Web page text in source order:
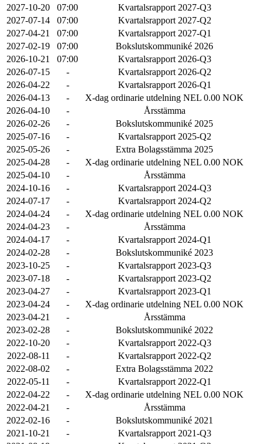
2027-10-20
07:00
Kvartalsrapport 2027-Q3
2027-07-14
07:00
Kvartalsrapport 2027-Q2
2027-04-21
07:00
Kvartalsrapport 2027-Q1
2027-02-19
07:00
Bokslutskommuniké 2026
2026-10-21
07:00
Kvartalsrapport 2026-Q3
2026-07-15
-
Kvartalsrapport 2026-Q2
2026-04-22
-
Kvartalsrapport 2026-Q1
2026-04-13
-
X-dag ordinarie utdelning NEL 0.00 NOK
2026-04-10
-
Årsstämma
2026-02-26
-
Bokslutskommuniké 2025
2025-07-16
-
Kvartalsrapport 2025-Q2
2025-05-26
-
Extra Bolagsstämma 2025
2025-04-28
-
X-dag ordinarie utdelning NEL 0.00 NOK
2025-04-10
-
Årsstämma
2024-10-16
-
Kvartalsrapport 2024-Q3
2024-07-17
-
Kvartalsrapport 2024-Q2
2024-04-24
-
X-dag ordinarie utdelning NEL 0.00 NOK
2024-04-23
-
Årsstämma
2024-04-17
-
Kvartalsrapport 2024-Q1
2024-02-28
-
Bokslutskommuniké 2023
2023-10-25
-
Kvartalsrapport 2023-Q3
2023-07-18
-
Kvartalsrapport 2023-Q2
2023-04-27
-
Kvartalsrapport 2023-Q1
2023-04-24
-
X-dag ordinarie utdelning NEL 0.00 NOK
2023-04-21
-
Årsstämma
2023-02-28
-
Bokslutskommuniké 2022
2022-10-20
-
Kvartalsrapport 2022-Q3
2022-08-11
-
Kvartalsrapport 2022-Q2
2022-08-02
-
Extra Bolagsstämma 2022
2022-05-11
-
Kvartalsrapport 2022-Q1
2022-04-22
-
X-dag ordinarie utdelning NEL 0.00 NOK
2022-04-21
-
Årsstämma
2022-02-16
-
Bokslutskommuniké 2021
2021-10-21
-
Kvartalsrapport 2021-Q3